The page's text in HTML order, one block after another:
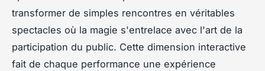
transformer de simples rencontres en véritables
spectacles où la magie s'entrelace avec l'art de la
participation du public. Cette dimension interactive
fait de chaque performance une expérience